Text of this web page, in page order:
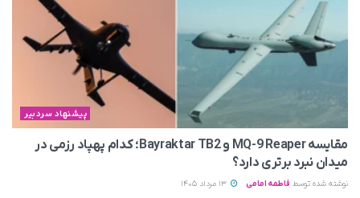
پیشنهاد سردبیر
مقایسه MQ-9 Reaper و Bayraktar TB2؛ کدام پهپاد رزمی در
میدان نبرد برتری دارد؟
نوشته شده توسط فاطمه امامی